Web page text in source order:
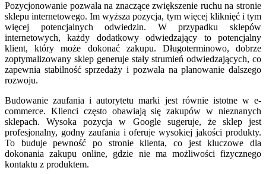
Pozycjonowanie pozwala na znaczące zwiększenie ruchu na stronie
sklepu internetowego. Im wyższa pozycja, tym więcej kliknięć i tym
więcej potencjalnych odwiedzin. W przypadku sklepów
internetowych, każdy dodatkowy odwiedzający to potencjalny
klient, który może dokonać zakupu. Długoterminowo, dobrze
zoptymalizowany sklep generuje stały strumień odwiedzających, co
zapewnia stabilność sprzedaży i pozwala na planowanie dalszego
rozwoju.
Budowanie zaufania i autorytetu marki jest równie istotne w e-
commerce. Klienci często obawiają się zakupów w nieznanych
sklepach. Wysoka pozycja w Google sugeruje, że sklep jest
profesjonalny, godny zaufania i oferuje wysokiej jakości produkty.
To buduje pewność po stronie klienta, co jest kluczowe dla
dokonania zakupu online, gdzie nie ma możliwości fizycznego
kontaktu z produktem.